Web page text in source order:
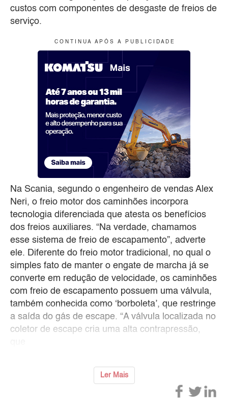
custos com componentes de desgaste de freios de
serviço.
C O N T I N U A A P Ó S A P U B L I C I D A D E
Na Scania, segundo o engenheiro de vendas Alex
Neri, o freio motor dos caminhões incorpora
tecnologia diferenciada que atesta os benefícios
dos freios auxiliares. “Na verdade, chamamos
esse sistema de freio de escapamento”, adverte
ele. Diferente do freio motor tradicional, no qual o
simples fato de manter o engate de marcha já se
converte em redução de velocidade, os caminhões
com freio de escapamento possuem uma válvula,
também conhecida como ‘borboleta’, que restringe
a saída do gás de escape. “A válvula localizada no
coletor de escape cria uma alta contrapressão,
Ler Mais